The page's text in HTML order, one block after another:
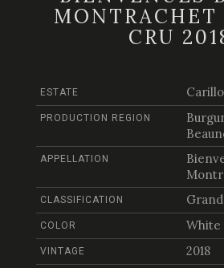
MONTRACHET
CRU
ESTATE
PRODUCTION REGION
APPELLATION
CLASSIFICATION
COLOR White
VINTAGE 2018